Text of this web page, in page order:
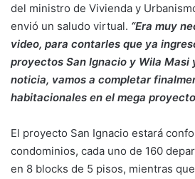
del ministro de Vivienda y
envió un saludo virtual. “Era muy
video, para contarles que ya
proyectos San Ignacio y Wila Masi
noticia, vamos a completar
habitacionales en el mega proyecto
El proyecto San Ignacio estará
condominios, cada uno de 160
en 8 blocks de 5 pisos, mientras